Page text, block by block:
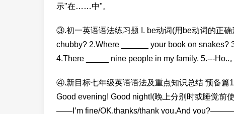
示"在……中"。
③.初一英语语法练习题 I. be动词(用be动词的正
chubby? 2.Where ______ your book on
4.There _____ nine people in my family. 5.---Ho..。
④.新目标七年级英语语法及重点知识总结 预备篇
Good evening! Good night!(晚上分别时或睡觉
——I’m fine/OK,thanks/thank you.And